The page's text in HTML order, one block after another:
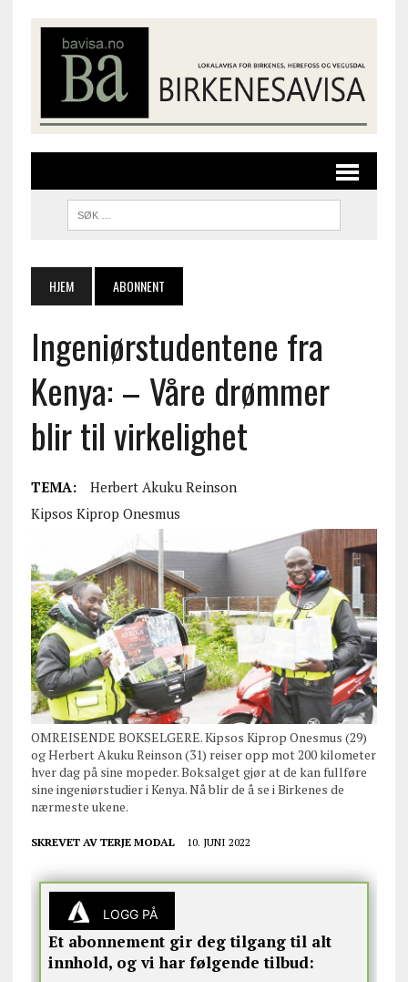
HJEM ABONNENT
Ingeniørstudentene fra
Kenya: – Våre drømmer
blir til virkelighet
TEMA:
Herbert Akuku Reinson
Kipsos Kiprop Onesmus
OMREISENDE BOKSELGERE. Kipsos Kiprop Onesmus (29)
og Herbert Akuku Reinson (31) reiser opp mot 200 kilometer
hver dag på sine mopeder. Boksalget gjør at de kan fullføre
sine ingeniørstudier i Kenya. Nå blir de å se i Birkenes de
nærmeste ukene.
SKREVET AV TERJE MODAL 10. JUNI 2022
LOGG PÅ
Et abonnement gir deg tilgang til alt
innhold, og vi har følgende tilbud: